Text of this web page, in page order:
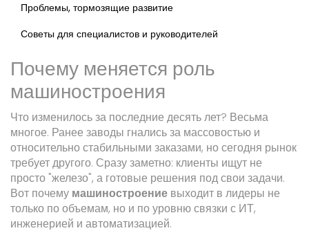
Проблемы, тормозящие развитие
Советы для специалистов и руководителей
Почему меняется роль
машиностроения
Что изменилось за последние десять лет? Весьма
многое. Ранее заводы гнались за массовостью и
относительно стабильными заказами, но сегодня рынок
требует другого. Сразу заметно: клиенты ищут не
просто "железо", а готовые решения под свои задачи.
Вот почему машиностроение выходит в лидеры не
только по объемам, но и по уровню связки с ИТ,
инженерией и автоматизацией.